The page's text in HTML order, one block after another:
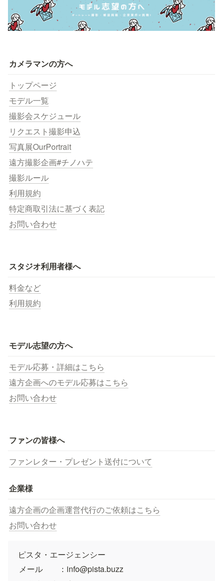
カメラマンの方へ
トップページ
モデル一覧
撮影会スケジュール
リクエスト撮影申込
写真展OurPortrait
遠方撮影企画#チノハテ
撮影ルール
利用規約
特定商取引法に基づく表記
お問い合わせ
スタジオ利用者様へ
料金など
利用規約
モデル志望の方へ
モデル応募・詳細はこちら
遠方企画へのモデル応募はこちら
お問い合わせ
ファンの皆様へ
ファンレター・プレゼント送付について
企業様
遠方企画の企画運営代行のご依頼はこちら
お問い合わせ
ピスタ・エージェンシー
メール　　：info@pista.buzz